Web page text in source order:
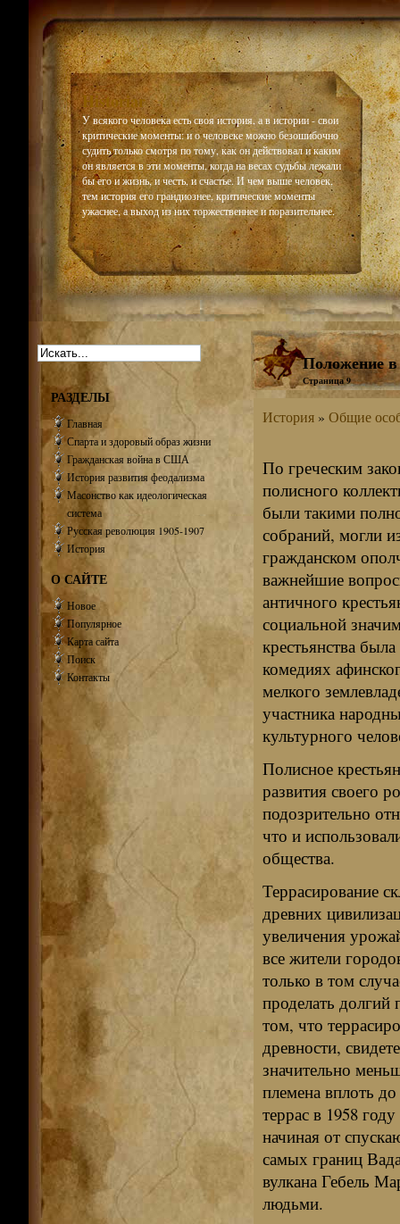
Historiar
У всякого человека есть своя история, а в истории - свои
критические моменты: и о человеке можно безошибочно
судить только смотря по тому, как он действовал и каким
он является в эти моменты, когда на весах судьбы лежали
бы его и жизнь, и честь, и счастье. И чем выше человек,
тем история его грандиознее, критические моменты
ужаснее, а выход из них торжественнее и поразительнее.
Положение в
Страница 9
История» Общие
По греческим
полисного
были такими
собраний, могли
гражданском
важнейшие
античного
социальной
крестьянства
комедиях
мелкого
участника
культурного
Полисное
развития своего
подозрительно
что и
общества.
Террасирование
древних
увеличения
все жители
только в том
проделать долгий
том, что
древности,
значительно
племена вплоть
террас в 1958
начиная от
самых границ
вулкана Гебель
людьми.
РАЗДЕЛЫ
Главная
Спарта и здоровый образ жизни
Гражданская война в США
История развития феодализма
Масонство как идеологическая
система
Русская революция 1905-1907
История
О САЙТЕ
Новое
Популярное
Карта сайта
Поиск
Контакты